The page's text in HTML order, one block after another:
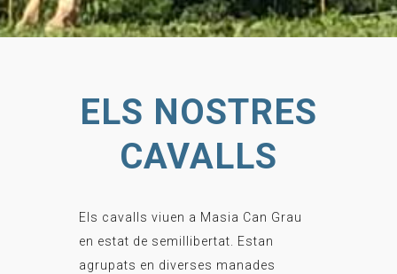
ELS NOSTRES
CAVALLS
Els cavalls viuen a Masia Can Grau
en estat de semillibertat. Estan
agrupats en diverses manades